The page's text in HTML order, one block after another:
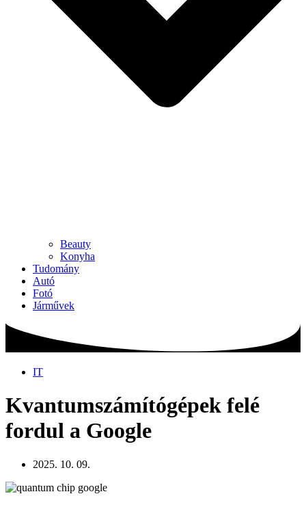
Beauty
Konyha
Tudomány
Autó
Fotó
Járművek
IT
Kvantumszámítógépek felé
fordul a Google
2025. 10. 09.